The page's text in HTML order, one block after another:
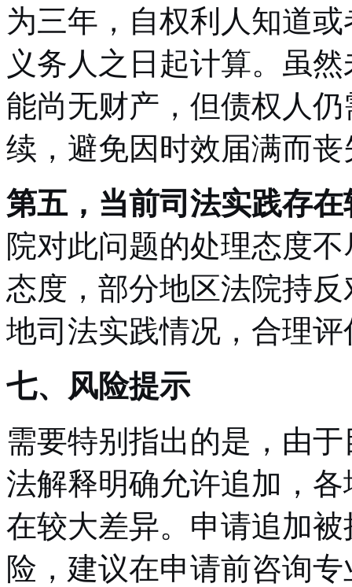
为三年，自权利人知道
义务人之日起计算。虽
能尚无财产，但债权人
续，避免因时效届满而
第五，当前司法实践存
院对此问题的处理态度
态度，部分地区法院持
地司法实践情况，合理
七、风险提示
需要特别指出的是，由
法解释明确允许追加，
在较大差异。申请追加
险，建议在申请前咨询